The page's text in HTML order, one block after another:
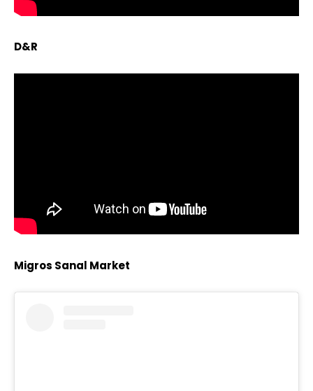
D&R
Migros Sanal Market